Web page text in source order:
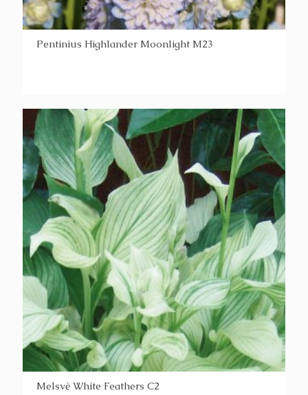
Pentinius Highlander Moonlight M23
Melsvė White Feathers C2